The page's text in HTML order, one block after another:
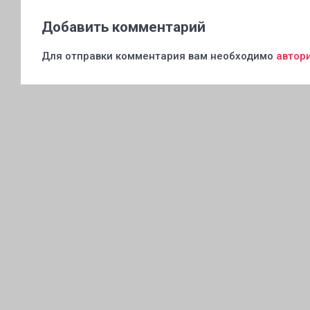
Добавить комментарий
Для отправки комментария вам необходимо